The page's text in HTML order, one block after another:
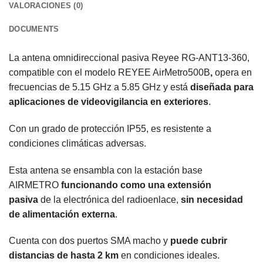
VALORACIONES (0)
DOCUMENTS
La antena omnidireccional pasiva Reyee RG-ANT13-360,
compatible con el modelo REYEE AirMetro500B, opera en
frecuencias de 5.15 GHz a 5.85 GHz y está diseñada para
aplicaciones de videovigilancia en exteriores.
Con un grado de protección IP55, es resistente a
condiciones climáticas adversas.
Esta antena se ensambla con la estación base
AIRMETRO funcionando como una extensión
pasiva de la electrónica del radioenlace, sin necesidad
de alimentación externa.
Cuenta con dos puertos SMA macho y puede cubrir
distancias de hasta 2 km en condiciones ideales.